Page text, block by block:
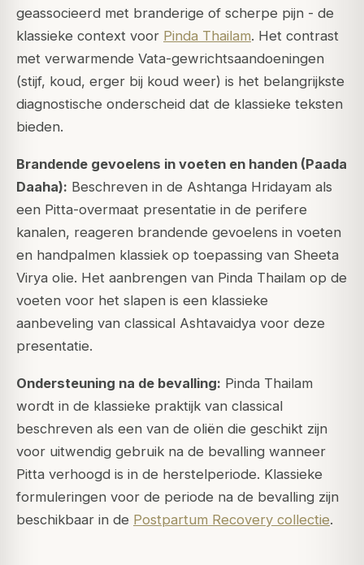
geassocieerd met branderige of scherpe pijn - de
klassieke context voor Pinda Thailam. Het contrast
met verwarmende Vata-gewrichtsaandoeningen
(stijf, koud, erger bij koud weer) is het belangrijkste
diagnostische onderscheid dat de klassieke teksten
bieden.
Brandende gevoelens in voeten en handen (Paada
Daaha): Beschreven in de Ashtanga Hridayam als
een Pitta-overmaat presentatie in de perifere
kanalen, reageren brandende gevoelens in voeten
en handpalmen klassiek op toepassing van Sheeta
Virya olie. Het aanbrengen van Pinda Thailam op de
voeten voor het slapen is een klassieke
aanbeveling van classical Ashtavaidya voor deze
presentatie.
Ondersteuning na de bevalling: Pinda Thailam
wordt in de klassieke praktijk van classical
beschreven als een van de oliën die geschikt zijn
voor uitwendig gebruik na de bevalling wanneer
Pitta verhoogd is in de herstelperiode. Klassieke
formuleringen voor de periode na de bevalling zijn
beschikbaar in de Postpartum Recovery collectie.